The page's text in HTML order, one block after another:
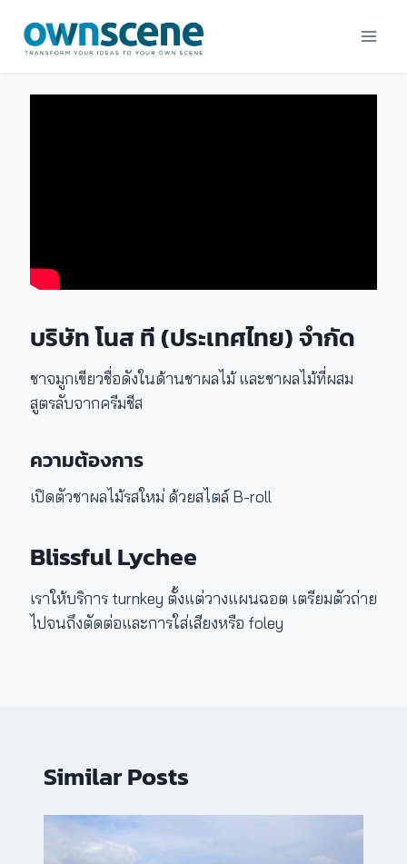
content
บริษัท โนส ที (ประเทศไทย) จำกัด
ชาจมูกเขียวชื่อดังในด้านชาผลไม้ และชาผลไม้ที่ผสม
สูตรลับจากครีมชีส
ความต้องการ
เปิดตัวชาผลไม้รสใหม่ ด้วยสไตล์ B-roll
Blissful Lychee
เราให้บริการ turnkey ตั้งแต่วางแผนฉอต เตรียมตัวถ่าย
ไปจนถึงตัดต่อและการใส่เสียงหรือ foley
Similar Posts